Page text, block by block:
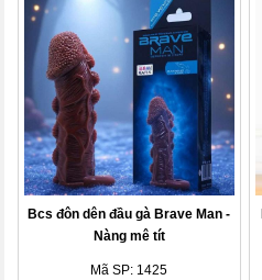
Bcs đôn dên đầu gà Brave Man -
Nàng mê tít
Mã SP: 1425